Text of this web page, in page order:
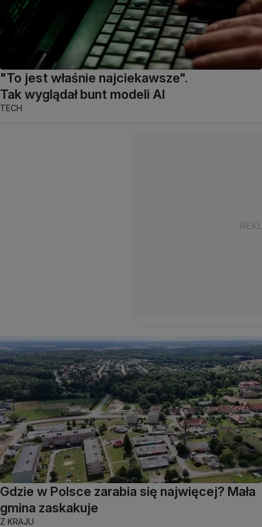
"To jest właśnie najciekawsze".
Tak wyglądał bunt modeli AI
TECH
Gdzie w Polsce zarabia się najwięcej? Mała
gmina zaskakuje
Z KRAJU